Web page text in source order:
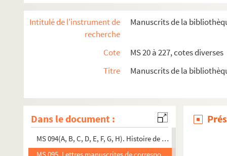
Intitulé de l'instrument de
recherche
Manuscrits de la
Cote
MS 20 à 227, cotes diverses
Titre
Manuscrits de la
Dans le document :
MS 086. Carnet de vues de côtes et de dessins et lavis à
MS 087. A trait au Parlement de Bretagne. Lettres patentes
MS 090. Noblesse de Bretagne
MS 092. Fleuve Arbres Fleuve
MS 093. Le Génie
MS 094(A, B, C, D, E, F, G, H). Histoire de la médecine